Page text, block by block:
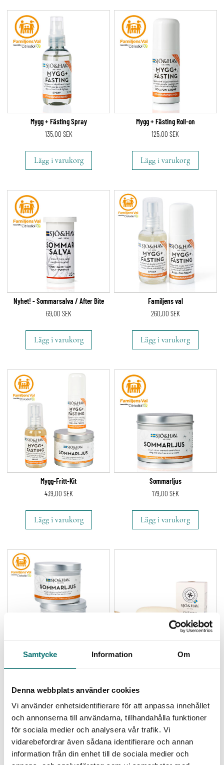
Samtycke Information Om
Denna webbplats använder cookies
Vi använder enhetsidentifierare för att anpassa innehållet
och annonserna till användarna, tillhandahålla funktioner
för sociala medier och analysera vår trafik. Vi
vidarebefordrar även sådana identifierare och annan
information från din enhet till de sociala medier och
Mygg + Fästing Spray
135,00 SEK
Lägg i varukorg
Mygg + Fästing Roll-on
125,00SEK
Lägg i varukorg
Nyhet! - Sommarsalva / After Bite
69,00 SEK
Lägg i varukorg
Familjens val
260,00 SEK
Lägg i varukorg
Mygg-Fritt-Kit
439,00 SEK
Lägg i varukorg
Sommarljus
179,00 SEK
Lägg i varukorg
Sommarljus 2-pack
Lägg i varukorg
Svensk Sjökloss, på rep (Få
produkter kvar i lager)
Lägg i varukorg